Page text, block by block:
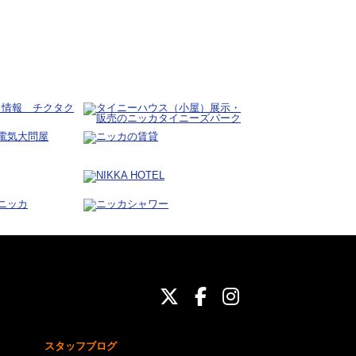
ニッカホーム公式
ニッカホーム公
ニッカホー
スタッフブログ